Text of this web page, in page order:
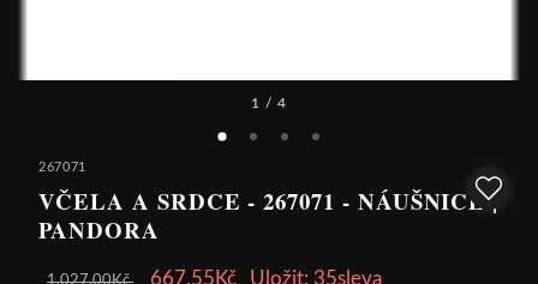
1 / 4
267071
VČELA A SRDCE - 267071 - NÁUŠNICE |
PANDORA
1,027.00Kč 667.55Kč Uložit: 35sleva